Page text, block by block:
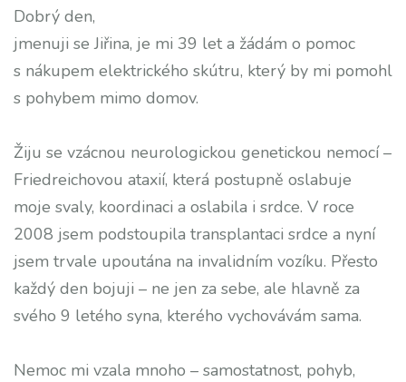
Dobrý den,
jmenuji se Jiřina, je mi 39 let a žádám o pomoc
s nákupem elektrického skútru, který by mi pomohl
s pohybem mimo domov.
Žiju se vzácnou neurologickou genetickou nemocí –
Friedreichovou ataxií, která postupně oslabuje
moje svaly, koordinaci a oslabila i srdce. V roce
2008 jsem podstoupila transplantaci srdce a nyní
jsem trvale upoutána na invalidním vozíku. Přesto
každý den bojuji – ne jen za sebe, ale hlavně za
svého 9 letého syna, kterého vychovávám sama.
Nemoc mi vzala mnoho – samostatnost, pohyb,